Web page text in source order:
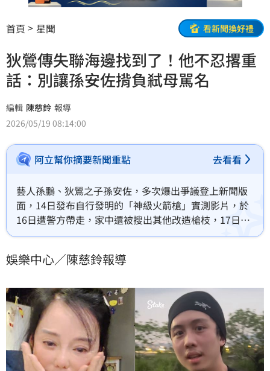
首頁 星聞 看新聞換好禮
狄鶯傳失聯海邊找到了！他不忍撂重
話：別讓孫安佐揹負弒母駡名
編輯 陳慈鈴 報導
2026/05/19 08:14:00
阿立幫你摘要新聞重點 去看看
藝人孫鵬、狄鶯之子孫安佐，多次爆出爭議登上新聞版
面，14日發布自行發明的「神級火箭槍」實測影片，於
16日遭警方帶走，家中還被搜出其他改造槍枝，17日遭
士林地院裁定羈押禁見。向來愛子心切的狄鶯，15日立
家屬緊急報案協尋後，於海邊尋獲並帶回派出所，引發
負弒母駡名！
娛樂中心／陳慈鈴報導